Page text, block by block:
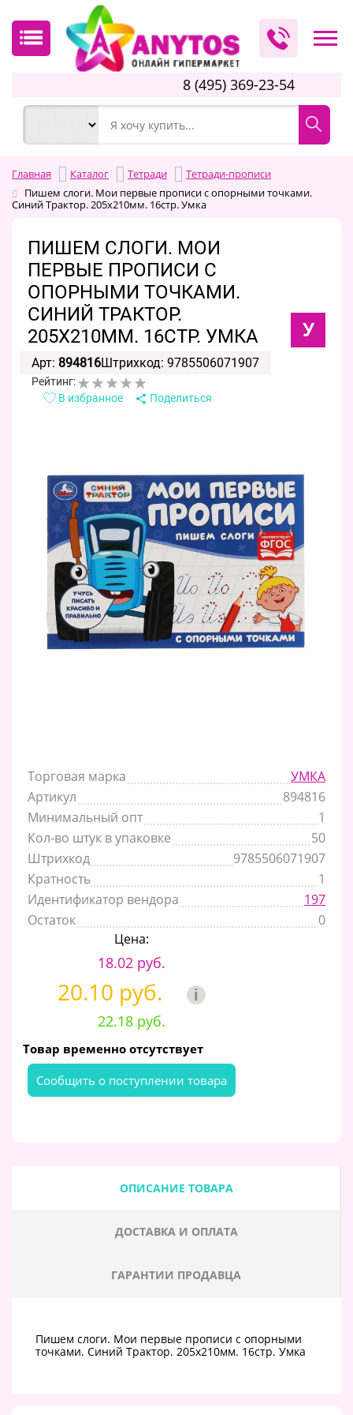
8 (495) 369-23-54
Главная Каталог Тетради
Тетради-прописи
Пишем слоги. Мои первые прописи с опорными точками.
Синий Трактор. 205х210мм. 16стр. Умка
ПИШЕМ СЛОГИ. МОИ
ПЕРВЫЕ ПРОПИСИ С
ОПОРНЫМИ ТОЧКАМИ.
СИНИЙ ТРАКТОР.
205Х210ММ. 16СТР. УМКА
У
Арт: 894816Штрихкод: 9785506071907
Рейтинг:
В избранное
Поделиться
Торговая марка
УМКА
Артикул
894816
Минимальный опт
1
Кол-во штук в упаковке
50
Штрихкод
9785506071907
Кратность
1
Идентификатор вендора
197
Остаток
0
Цена:
18.02 руб.
20.10 руб. i
22.18 руб.
Товар временно отсутствует
Cообщить о поступлении товара
ОПИСАНИЕ ТОВАРА
ДОСТАВКА И ОПЛАТА
ГАРАНТИИ ПРОДАВЦА
Пишем слоги. Мои первые прописи с опорными
точками. Синий Трактор. 205х210мм. 16стр. Умка